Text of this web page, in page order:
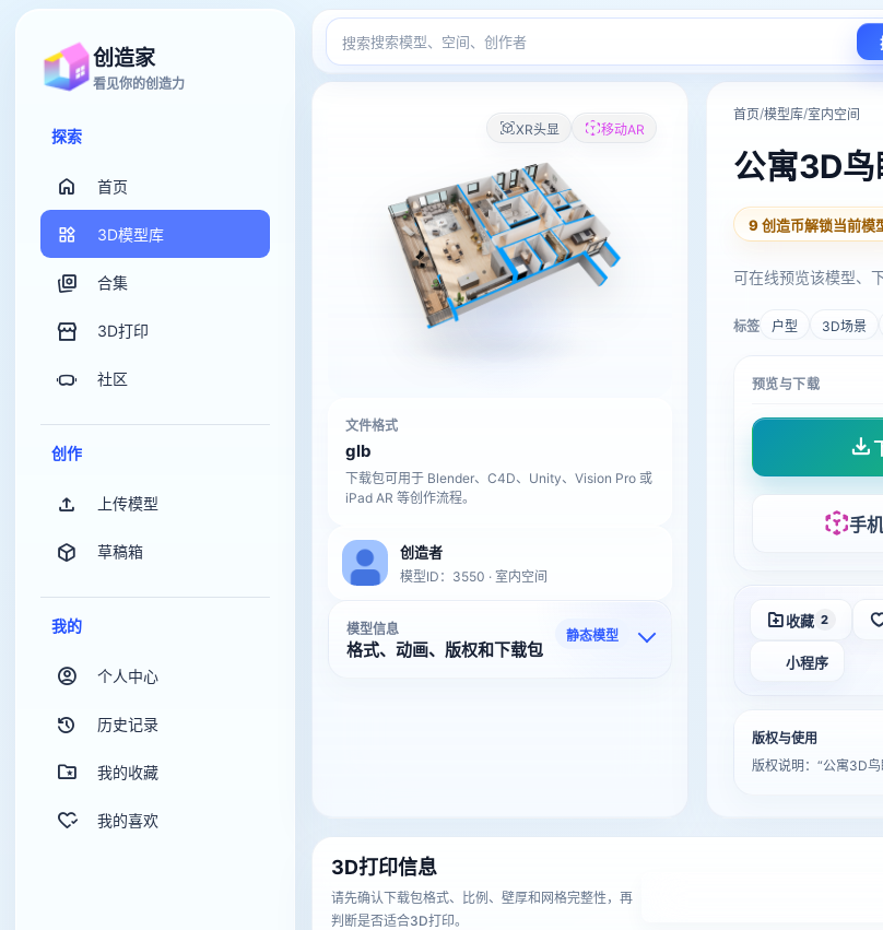
创造家
看见你的创造力
探索
首页
3D模型库
合集
3D打印
社区
创作
上传模型
草稿箱
我的
个人中心
历史记录
我的收藏
我的喜欢
搜索
XR头显 移动AR
文件格式
glb
下载包可用于 Blender、C4D、Unity、Vision Pro 或
iPad AR 等创作流程。
创造者
模型ID：3550 · 室内空间
模型信息
格式、动画、版权和下载包
静态模型
首页/模型库/室内空间
公寓3D鸟
9 创造币解锁当前模
可在线预览该模型、
标签 户型 3D场景
预览与下载
手
收藏 2
小程序
版权与使用
版权说明：“公寓3D
3D打印信息
请先确认下载包格式、比例、壁厚和网格完整性，再
判断是否适合3D打印。